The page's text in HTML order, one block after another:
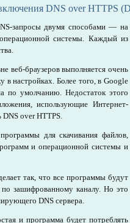
DNS over HTTPS
запросы двумя способами — на
системы. Каждый из
веб-браузеров выполняется очень
в настройках. Более того, в Google
по умолчанию. Недостаток этого
использующие Интернет-
DNS over HTTPS.
для скачивания файлов,
и операционной системы и
так, что все программы будут
зашифрованному каналу. Но это
DNS сервера.
и программа будет потреблять